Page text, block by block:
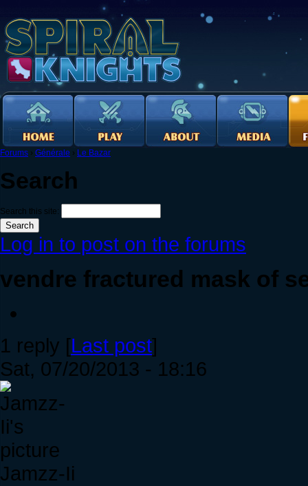
Forums › Générale › Le Bazar
Search
Search this site:
Log in to post on the forums
vendre fractured mask of
1 reply [Last post]
Sat, 07/20/2013 - 18:16
Jamzz-Ii